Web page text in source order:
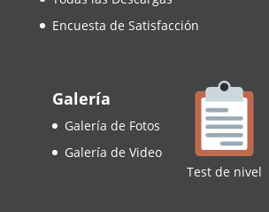
Encuesta de Satisfacción
Galería
Galería de Fotos
Galería de Video
Test de nivel